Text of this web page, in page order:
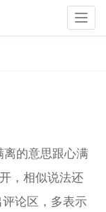
的意思跟心满
，相似说法还
论区，多表示